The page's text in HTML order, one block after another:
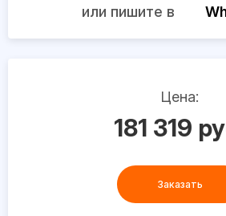
или пишите в
Цена:
181 319
Заказать